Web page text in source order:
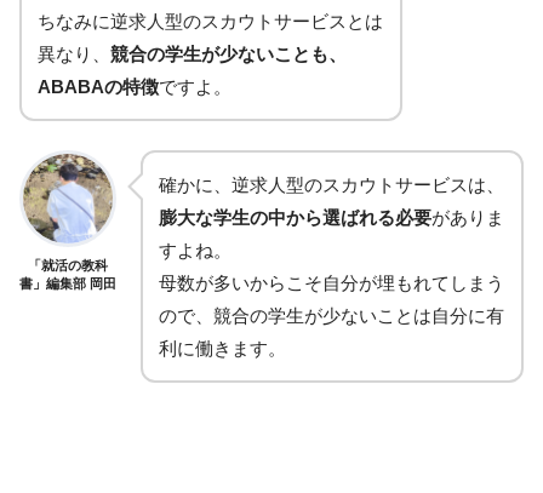
ちなみに逆求人型のスカウトサービスとは
異なり、 競合の学生が少ないことも、
ABABAの特徴ですよ。
「就活の教科
書」編集部 岡田
確かに、逆求人型のスカウトサービスは、
膨大な学生の中から選ばれる必要がありま
すよね。
母数が多いからこそ自分が埋もれてしまう
ので、競合の学生が少ないことは自分に有
利に働きます。